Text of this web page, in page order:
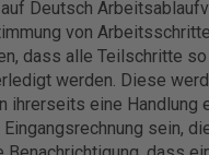
Deutsch
von
dass alle Teilschritte
werden. Diese
ihrerseits eine
sein,